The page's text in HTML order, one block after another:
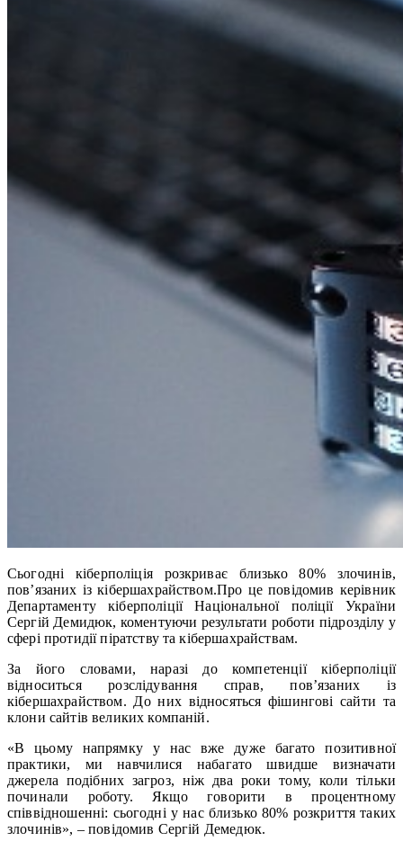
Сьогодні кіберполіція розкриває близько 80% злочинів,
пов’язаних із кібершахрайством.Про це повідомив керівник
Департаменту кіберполіції Національної поліції України
Cергій Демидюк, коментуючи результати роботи підрозділу у
сфері протидії піратству та кібершахрайствам.
За його словами, наразі до компетенції кіберполіції
відноситься розслідування справ, пов’язаних із
кібершахрайством. До них відносяться фішингові сайти та
клони сайтів великих компаній.
«В цьому напрямку у нас вже дуже багато позитивної
практики, ми навчилися набагато швидше визначати
джерела подібних загроз, ніж два роки тому, коли тільки
починали роботу. Якщо говорити в процентному
співвідношенні: сьогодні у нас близько 80% розкриття таких
злочинів», – повідомив Сергій Демедюк.